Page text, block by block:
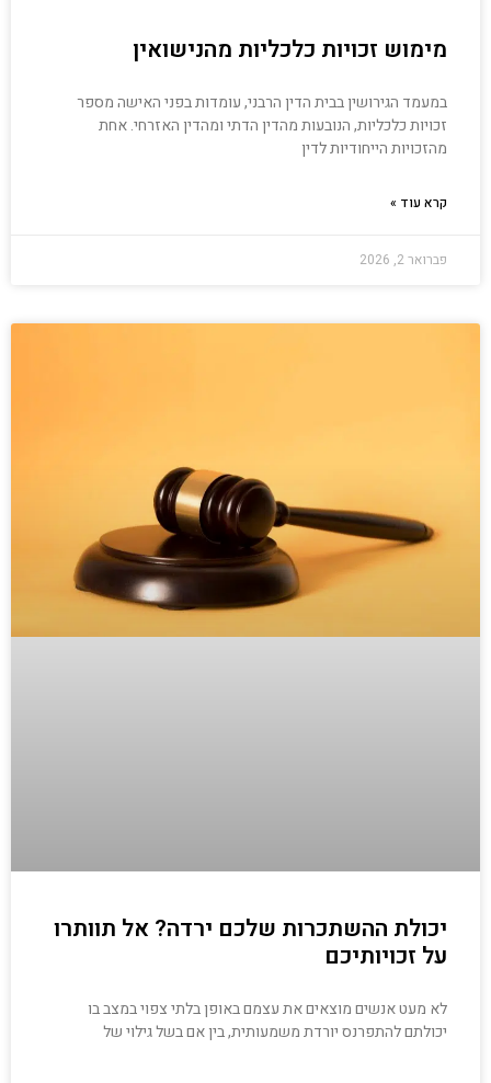
מימוש זכויות כלכליות מהנישואין
במעמד הגירושין בבית הדין הרבני, עומדות בפני האישה מספר
זכויות כלכליות, הנובעות מהדין הדתי ומהדין האזרחי. אחת
מהזכויות הייחודיות לדין
קרא עוד »
פברואר 2, 2026
יכולת ההשתכרות שלכם ירדה? אל תוותרו
על זכויותיכם
לא מעט אנשים מוצאים את עצמם באופן בלתי צפוי במצב בו
יכולתם להתפרנס יורדת משמעותית, בין אם בשל גילוי של